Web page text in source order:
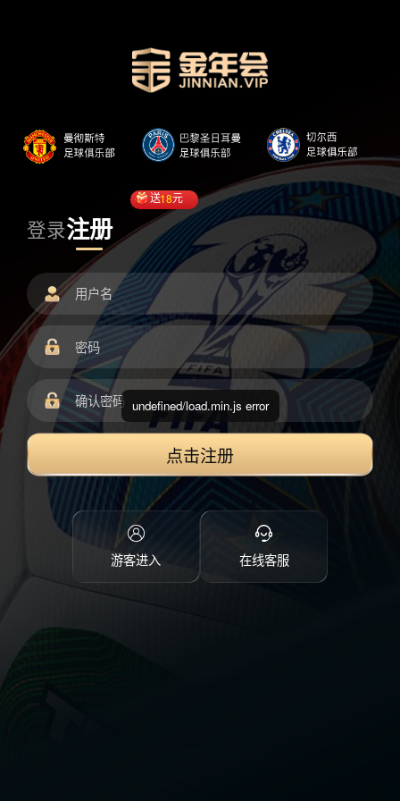
登录注册
送18元
点击注册
游客进入 在线客服
undefined/load.min.js error